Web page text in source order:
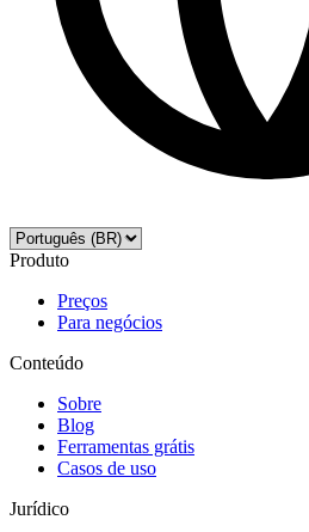
Produto
Preços
Para negócios
Conteúdo
Sobre
Blog
Ferramentas grátis
Casos de uso
Jurídico